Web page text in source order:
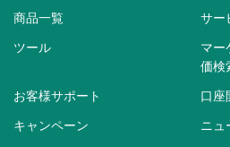
商品一覧 サー
ツール
マー
価検
お客様サポート 口座
キャンペーン ニュ